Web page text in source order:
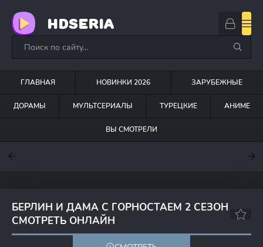
HDSERIA
ГЛАВНАЯ НОВИНКИ 2026 ЗАРУБЕЖНЫЕ
ДОРАМЫ МУЛЬТСЕРИАЛЫ ТУРЕЦКИЕ АНИМЕ
ВЫ СМОТРЕЛИ
БЕРЛИН И ДАМА С ГОРНОСТАЕМ 2 СЕЗОН
СМОТРЕТЬ ОНЛАЙН